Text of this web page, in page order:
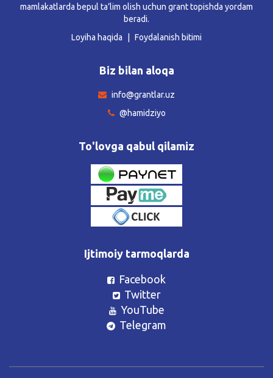
mamlakatlarda bepul ta’lim olish uchun grant topishda yordam
beradi.
Loyiha haqida
Foydalanish bitimi
Biz bilan aloqa
info@grantlar.uz
@hamidziyo
To'lovga qabul qilamiz
Ijtimoiy tarmoqlarda
Facebook
Twitter
YouTube
Telegram